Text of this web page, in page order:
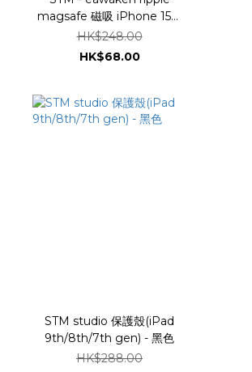
magsafe 磁吸 iPhone 15系
列
HK$248.00
HK$68.00
STM studio 保護殼(iPad
9th/8th/7th gen) - 黑色
HK$288.00